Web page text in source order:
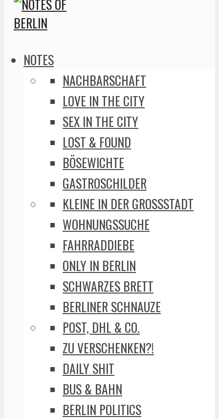
NOTES
NACHBARSCHAFT
LOVE IN THE CITY
SEX IN THE CITY
LOST & FOUND
BÖSEWICHTE
GASTROSCHILDER
KLEINE IN DER GROSSSTADT
WOHNUNGSSUCHE
FAHRRADDIEBE
ONLY IN BERLIN
SCHWARZES BRETT
BERLINER SCHNAUZE
POST, DHL & CO.
ZU VERSCHENKEN?!
DAILY SHIT
BUS & BAHN
BERLIN POLITICS